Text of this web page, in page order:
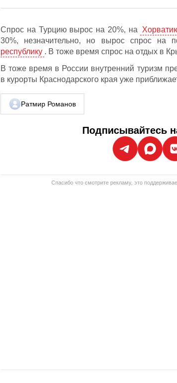
Спрос на Турцию вырос на 20%, на
30%, незначительно, но вырос спрос на
республику . В тоже время спрос на отдых в
В тоже время в России внутренний туризм
в курорты Краснодарского края уже
Ратмир Романов
Подписывайтесь
Спасибо что смотрите рекламу, это